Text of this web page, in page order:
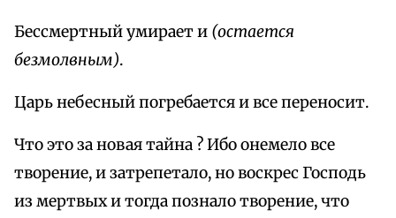
Бессмертный умирает и (остается
безмолвным).
Царь небесный погребается и все переносит.
Что это за новая тайна ? Ибо онемело все
творение, и затрепетало, но воскрес Господь
из мертвых и тогда познало творение, что